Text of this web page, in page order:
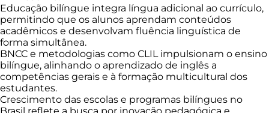
Educação bilíngue integra língua adicional ao currículo,
permitindo que os alunos aprendam conteúdos
acadêmicos e desenvolvam fluência linguística de
forma simultânea.
BNCC e metodologias como CLIL impulsionam o ensino
bilíngue, alinhando o aprendizado de inglês a
competências gerais e à formação multicultural dos
estudantes.
Crescimento das escolas e programas bilíngues no